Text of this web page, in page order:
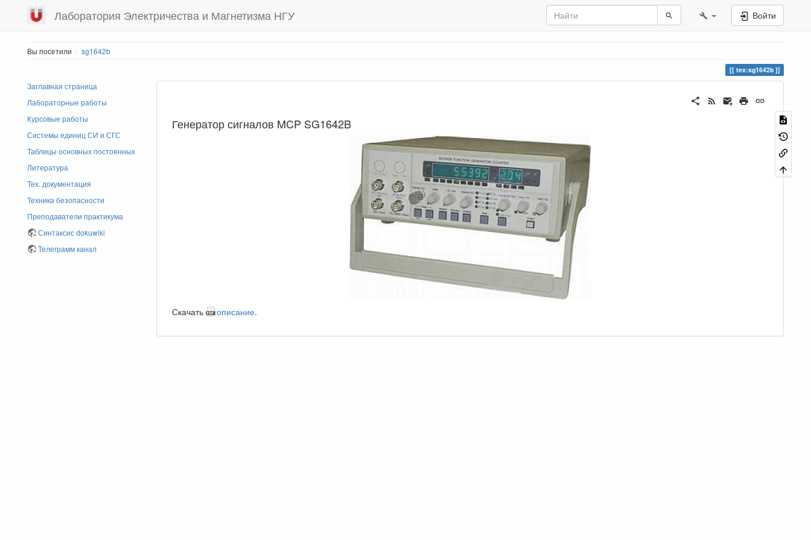
Лаборатория Электричества и Магнетизма НГУ Войти
Вы посетили sg1642b
tex:sg1642b
Заглавная страница
Лабораторные работы
Курсовые работы
Системы единиц СИ и СГС
Таблицы основных постоянных
Литература
Тех. документация
Техника безопасности
Преподаватели практикума
Синтаксис dokuwiki
Телеграмм канал
Генератор сигналов MCP SG1642B
Скачать описание.